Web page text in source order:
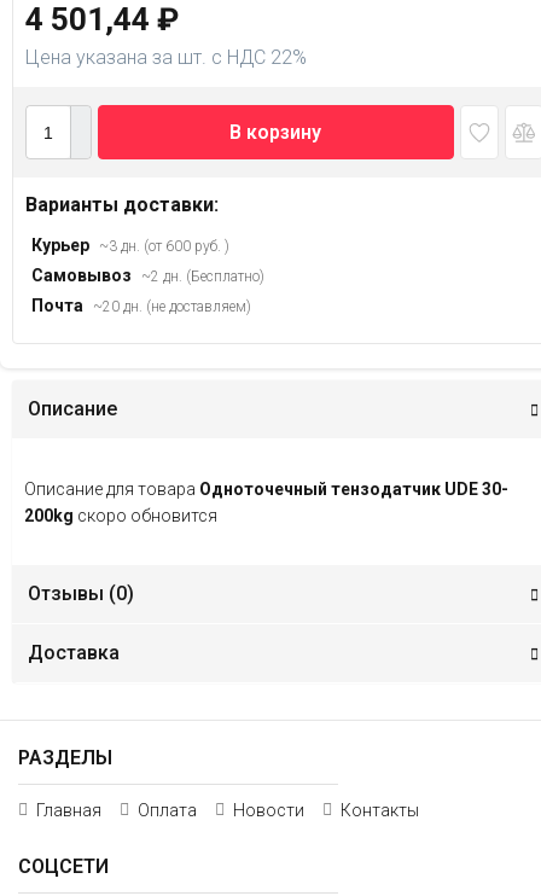
4 501,44 ₽
Цена указана за шт. с НДС 22%
В корзину
Варианты доставки:
Курьер ~3 дн. (от 600 руб. )
Самовывоз ~2 дн. (Бесплатно)
Почта ~20 дн. (не доставляем)
Описание
Описание для товара Одноточечный тензодатчик UDE 30-
200kg скоро обновится
Отзывы (0)
Доставка
РАЗДЕЛЫ
Главная Оплата Новости Контакты
СОЦСЕТИ